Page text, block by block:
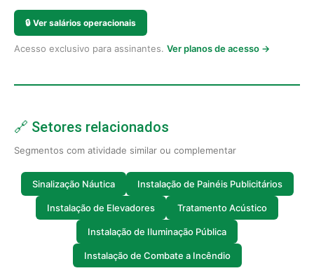
🔒 Ver salários operacionais
Acesso exclusivo para assinantes. Ver planos de acesso →
🔗 Setores relacionados
Segmentos com atividade similar ou complementar
Sinalização Náutica Instalação de Painéis Publicitários
Instalação de Elevadores Tratamento Acústico
Instalação de Iluminação Pública
Instalação de Combate a Incêndio